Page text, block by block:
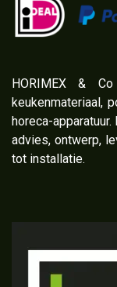
​HORIMEX &
keukenmateriaal,
horeca-
advies, ontwerp,
tot installatie.